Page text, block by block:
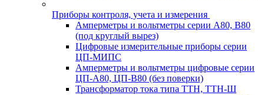
Приборы контроля, учета и измерения
Амперметры и вольтметры серии А80, В80
(под круглый вырез)
Цифровые измерительные приборы серии
ЦП-МИПС
Амперметры и вольтметры цифровые серии
ЦП-А80, ЦП-В80 (без поверки)
Трансформатор тока типа ТТН, ТТН-Ш